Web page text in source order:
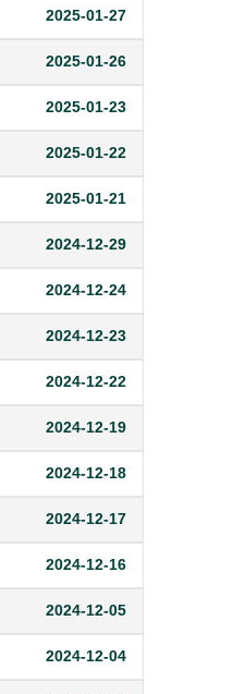
2025-01-27
2025-01-26
2025-01-23
2025-01-22
2025-01-21
2024-12-29
2024-12-24
2024-12-23
2024-12-22
2024-12-19
2024-12-18
2024-12-17
2024-12-16
2024-12-05
2024-12-04